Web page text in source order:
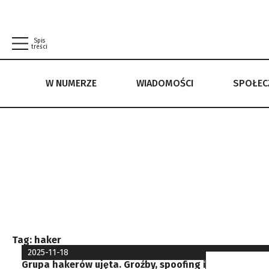
Spis
treści
W NUMERZE WIADOMOŚCI
W NUMERZE WIADOMOŚCI SPOŁECZEŃSTWO
Tag: haker
2025-11-18
Grupa hakerów ujęta. Groźby, spoofing i fałszywe